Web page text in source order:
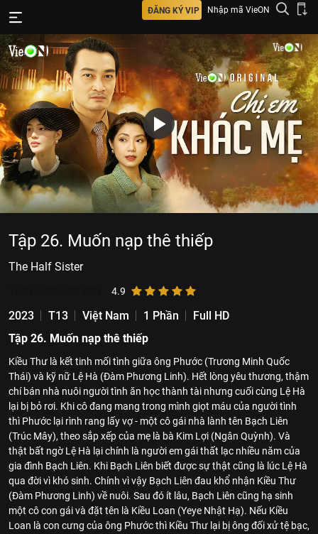
ĐĂNG KÝ VIP Nhập mã VieON
Tập 26. Muốn nạp thê thiếp
The Half Sister
4.9
2023 T13 Việt Nam 1 Phần
Full HD
Tập 26. Muốn nạp thê thiếp
Kiều Thư là kết tinh mối tình giữa ông Phước (Trương Minh Quốc
Thái) và kỹ nữ Lệ Hà (Đàm Phương Linh). Hết lòng yêu thương, thậm
chí bán nhà nuôi người tình ăn học thành tài nhưng cuối cùng Lệ Hà
lại bị bỏ rơi. Khi cô đang mang trong mình giọt máu của người tình
thì Phước lại rình rang lấy vợ - một cô gái nhà lành tên Bạch Liên
(Trúc Mây), theo sắp xếp của mẹ là bà Kim Lợi (Ngân Quỳnh). Và
thật bất ngờ Lệ Hà lại chính là người em gái thất lạc nhiều năm của
gia đình Bạch Liên. Khi Bạch Liên biết được sự thật cũng là lúc Lệ Hà
qua đời vì khó sinh. Chính vì vậy Bạch Liên đau khổ nhận Kiều Thư
(Đàm Phương Linh) về nuôi. Sau đó ít lâu, Bạch Liên cũng hạ sinh
một cô con gái và đặt tên là Kiều Loan (Yeye Nhật Hạ). Nếu Kiều
Loan là con cưng của ông Phước thì Kiều Thư lại bị ông đối xử tệ bạc,